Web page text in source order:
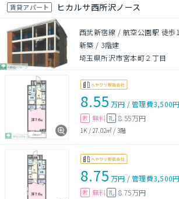
賃貸アパート ヒカルサ西所沢ノース
西武新宿線 / 航空公園駅 徒歩
新築 / 3階建
埼玉県所沢市宮本町２丁目
8.55 万円 /管理費3,500円
敷 無料 礼 8.55万円
1K /27.02㎡ / 3階
8.75 万円 /管理費3,500円
敷 無料 礼 8.75万円